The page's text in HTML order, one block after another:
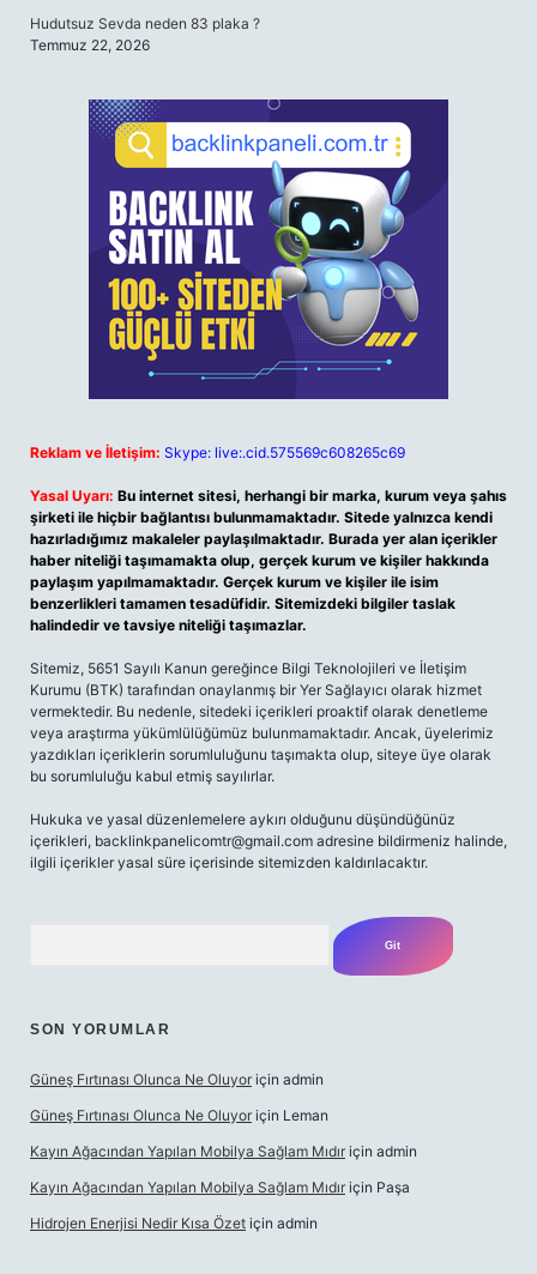
Hudutsuz Sevda neden 83 plaka ?
Temmuz 22, 2026
Reklam ve İletişim: Skype: live:.cid.575569c608265c69
Yasal Uyarı: Bu internet sitesi, herhangi bir marka, kurum veya şahıs
şirketi ile hiçbir bağlantısı bulunmamaktadır. Sitede yalnızca kendi
hazırladığımız makaleler paylaşılmaktadır. Burada yer alan içerikler
haber niteliği taşımamakta olup, gerçek kurum ve kişiler hakkında
paylaşım yapılmamaktadır. Gerçek kurum ve kişiler ile isim
benzerlikleri tamamen tesadüfidir. Sitemizdeki bilgiler taslak
halindedir ve tavsiye niteliği taşımazlar.
Sitemiz, 5651 Sayılı Kanun gereğince Bilgi Teknolojileri ve İletişim
Kurumu (BTK) tarafından onaylanmış bir Yer Sağlayıcı olarak hizmet
vermektedir. Bu nedenle, sitedeki içerikleri proaktif olarak denetleme
veya araştırma yükümlülüğümüz bulunmamaktadır. Ancak, üyelerimiz
yazdıkları içeriklerin sorumluluğunu taşımakta olup, siteye üye olarak
bu sorumluluğu kabul etmiş sayılırlar.
Hukuka ve yasal düzenlemelere aykırı olduğunu düşündüğünüz
içerikleri, backlinkpanelicomtr@gmail.com adresine bildirmeniz halinde,
ilgili içerikler yasal süre içerisinde sitemizden kaldırılacaktır.
SON YORUMLAR
Güneş Fırtınası Olunca Ne Oluyor için admin
Güneş Fırtınası Olunca Ne Oluyor için Leman
Kayın Ağacından Yapılan Mobilya Sağlam Mıdır için admin
Kayın Ağacından Yapılan Mobilya Sağlam Mıdır için Paşa
Hidrojen Enerjisi Nedir Kısa Özet için admin